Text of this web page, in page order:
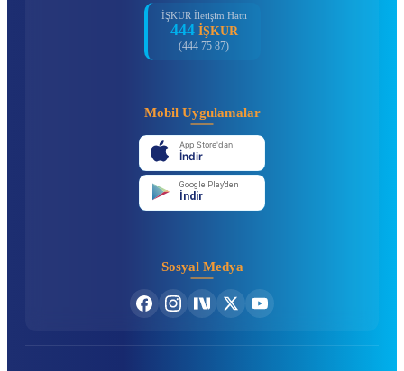
İŞKUR İletişim Hattı
444 İŞKUR
(444 75 87)
Mobil Uygulamalar
App Store'dan
İndir
Google Play'den
İndir
Sosyal Medya